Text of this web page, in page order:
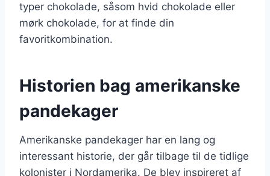
typer chokolade, såsom hvid chokolade eller
mørk chokolade, for at finde din
favoritkombination.
Historien bag amerikanske
pandekager
Amerikanske pandekager har en lang og
interessant historie, der går tilbage til de tidlige
kolonister i Nordamerika. De blev inspireret af